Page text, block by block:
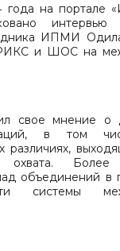
года на портале
интервью
ИПМИ
и ШОС на
свое мнение о
в том
различиях,
охвата.
объединений в
системы